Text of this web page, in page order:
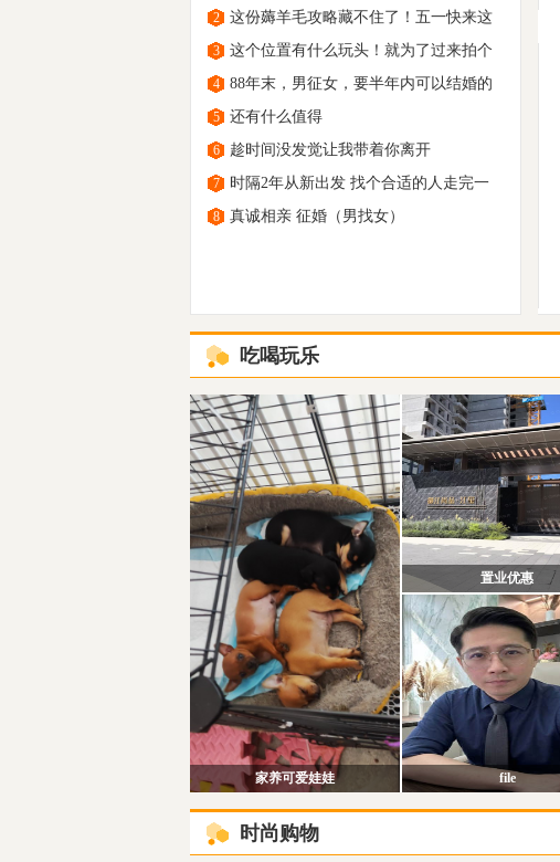
2
这份薅羊毛攻略藏不住了！五一快来这
里“原
3 这个位置有什么玩头！就为了过来拍个
4 88年末，男征女，要半年内可以结婚的
5 还有什么值得
6 趁时间没发觉让我带着你离开
7 时隔2年从新出发 找个合适的人走完一
8 真诚相亲 征婚（男找女）
吃喝玩乐
家养可爱娃娃
置业优惠
file
时尚购物